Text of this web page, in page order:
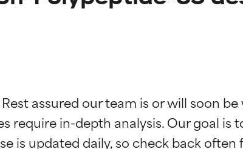
assured our team is or will soon
require in-depth analysis. Our goal
degli ingredienti
e sostenuti da studi indipendenti. Ingrediente attivo
di pelle o dei problemi.
degli ingredienti
e sostenuti da studi indipendenti. Ingrediente attivo
di pelle o dei problemi.